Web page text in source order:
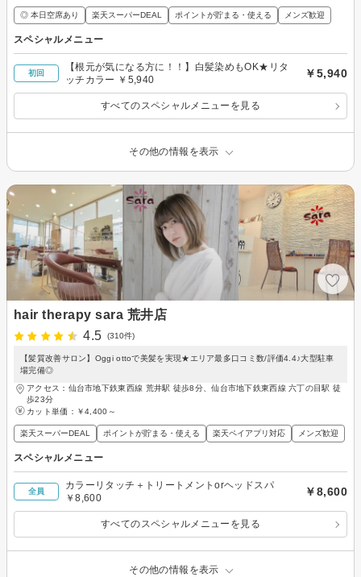
◎ 本日空席あり 楽天スーパーDEAL ポイントが貯まる・使える メンズ歓迎
スペシャルメニュー
初回
【根元が気になる方に！！】白髪染めもOK★リタ
ッチカラー ￥5,940
￥5,940
すべてのスペシャルメニューを見る
その他の情報を表示
hair therapy sara 荒井店
4.5
(310件)
【髪質改善サロン】Oggi ottoで美髪を実現★エリア最多口コミ数/評価4.4♪大型駐車
場完備◎
アクセス：仙台市地下鉄東西線 荒井駅 徒歩8分、仙台市地下鉄東西線 六丁の目駅 徒
歩23分
カット単価： ￥4,400～
楽天スーパーDEAL ポイントが貯まる・使える 楽天ペイアプリ対応 メンズ歓迎
スペシャルメニュー
全員
カラーリタッチ＋トリートメントorヘッドスパ
￥8,600
￥8,600
すべてのスペシャルメニューを見る
その他の情報を表示